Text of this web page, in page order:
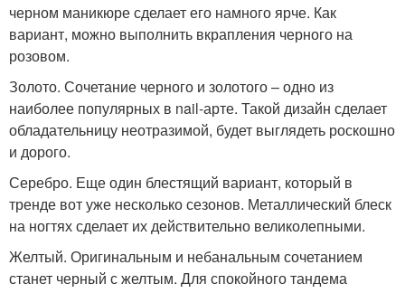
черном маникюре сделает его намного ярче. Как
вариант, можно выполнить вкрапления черного на
розовом.
Золото. Сочетание черного и золотого – одно из
наиболее популярных в nail-арте. Такой дизайн сделает
обладательницу неотразимой, будет выглядеть роскошно
и дорого.
Серебро. Еще один блестящий вариант, который в
тренде вот уже несколько сезонов. Металлический блеск
на ногтях сделает их действительно великолепными.
Желтый. Оригинальным и небанальным сочетанием
станет черный с желтым. Для спокойного тандема